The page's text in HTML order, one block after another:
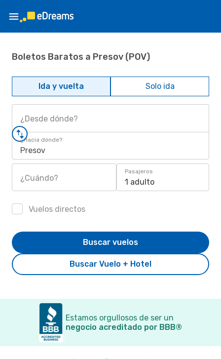
Boletos Baratos a Presov (POV)
Ida y vuelta Solo ida
¿Desde dónde?
¿Hacia dónde?
Presov
¿Cuándo?
Pasajeros
1 adulto
Vuelos directos
Buscar Vuelo + Hotel
Buscar vuelos
Estamos orgullosos de ser un
negocio acreditado por BBB®